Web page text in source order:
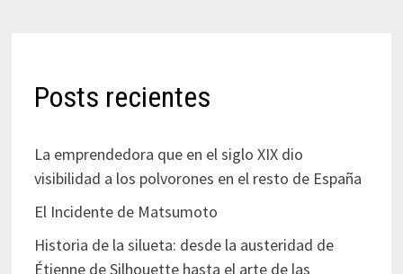
Posts recientes
La emprendedora que en el siglo XIX dio
visibilidad a los polvorones en el resto de España
El Incidente de Matsumoto
Historia de la silueta: desde la austeridad de
Étienne de Silhouette hasta el arte de las